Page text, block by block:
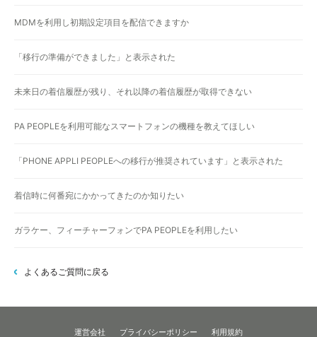
MDMを利用し初期設定項目を配信できますか
「移行の準備ができました」と表示された
未来日の着信履歴が残り、それ以降の着信履歴が取得できない
PA PEOPLEを利用可能なスマートフォンの機種を教えてほしい
「PHONE APPLI PEOPLEへの移行が推奨されています」と表示された
着信時に何番宛にかかってきたのか知りたい
ガラケー、フィーチャーフォンでPA PEOPLEを利用したい
よくあるご質問に戻る
運営会社 プライバシーポリシー 利用規約